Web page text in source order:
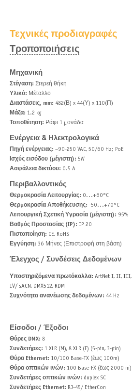
Τεχνικές προδιαγραφές
Τροποποιήσεις
Μηχανική
Στέγαση: Στερεή θήκη
Υλικό: Μέταλλο
Διαστάσεις, mm: 482(Β) x 44(Υ) x 110(Π)
Μάζα: 1.2 kg
Τοποθέτηση: Ράφι 1 μονάδα
Ενέργεια & Ηλεκτρολογικά
Πηγή ενέργειας: ~90-250 VAC, 50/60 Hz; PoE
Ισχύς εισόδου (μέγιστη): 5W
Ασφάλεια δικτύου: 0.5 A
Περιβαλλοντικός
Θερμοκρασία Λειτουργίας: 0...+60°C
Θερμοκρασία Αποθήκευσης: -50...+70°C
Λειτουργική Σχετική Υγρασία (μέγιστη): 95%
Βαθμός Προστασίας (IP): IP 20
Πιστοποίηση: CE, RoHS
Εγγύηση: 36 Μήνες (Επιστροφή στη βάση)
Έλεγχος / Συνδέσεις Δεδομένων
Υποστηριζόμενα πρωτόκολλα: ArtNet I, II, III,
IV/ sACN, DMX512, RDM
Συχνότητα ανανέωσης δεδομένων: 44 Hz
Είσοδοι / Έξοδοι
Θύρες DMX: 8
Συνδετήρες: 1 XLR (M), 8 XLR (F) (5-pin, 3-pin)
Θύρα Ethernet: 10/100 Base-TX (έως 100m)
Θύρα οπτικών ινών: 100 Base-FX (έως 2000 m)
Συνδετήρες οπτικών ινών: duplex SC
Συνδετήρες Ethernet: RJ-45/ EtherCon